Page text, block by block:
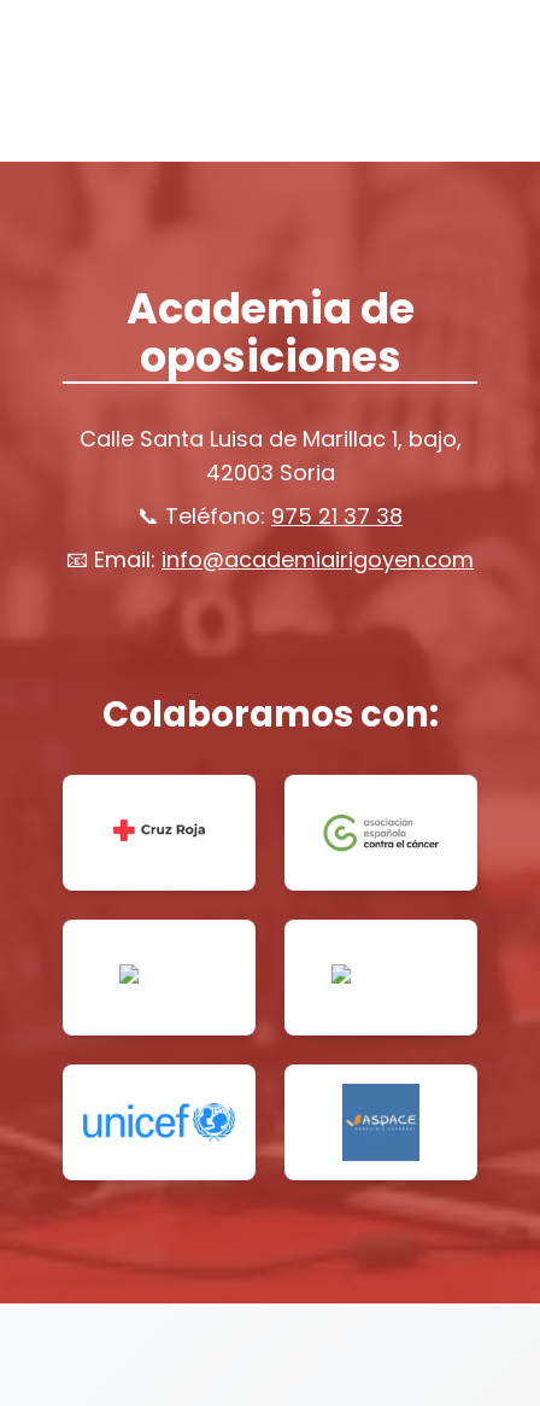
Academia de
oposiciones
Calle Santa Luisa de Marillac 1, bajo,
42003 Soria
📞 Teléfono: 975 21 37 38
📧 Email: info@academiairigoyen.com
Colaboramos con: